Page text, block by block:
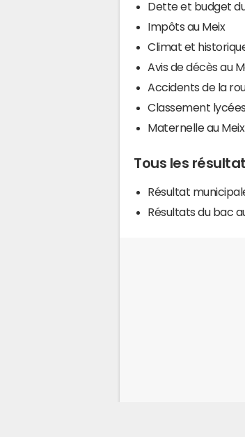
Dette et budget
Impôts au Meix
Climat et
Avis de décès au
Accidents de la
Classement
Maternelle au Meix
Tous les
Résultat
Résultats du bac